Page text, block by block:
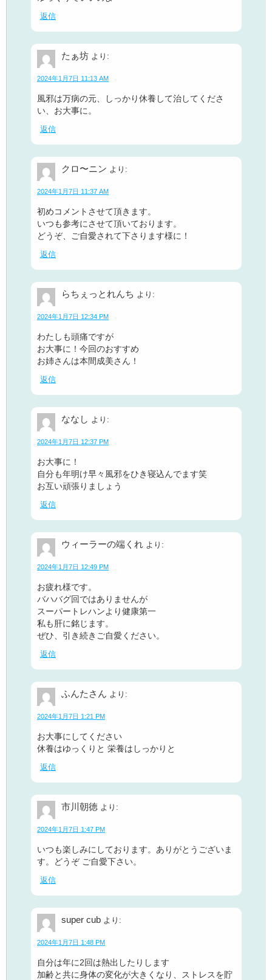
返信
たぁ坊 より:
2024年1月7日 11:13 AM
風邪は万病の元、しっかり休養して治してくださ
い、お大事に。
返信
クロ〜ニン より:
2024年1月7日 11:37 AM
初めコメントさせて頂きます。
いつも参考にさせて頂いております。
どうぞ、ご自愛されて下さります様に！
返信
らちぇっとれんち より:
2024年1月7日 12:34 PM
わたしも頭痛ですが
お大事に！今回のおすすめ
お姉さんは本間成美さん！
返信
ななし より:
2024年1月7日 12:37 PM
お大事に！
自分も年明け早々風邪をひき寝込んでます笑
お互い頑張りましょう
返信
ウィーラーの端くれ より:
2024年1月7日 12:49 PM
お疲れ様です。
バハバグ回ではありませんが
スーパートレハンより健康第一
私も肝に銘じます。
ぜひ、引き続きご自愛ください。
返信
ふんたさん より:
2024年1月7日 1:21 PM
お大事にしてください
休養はゆっくりと 栄養はしっかりと
返信
市川朝徳 より:
2024年1月7日 1:47 PM
いつも楽しみにしております。ありがとうございま
す。どうぞ ご自愛下さい。
返信
super cub より:
2024年1月7日 1:48 PM
自分は年に2回は熱出したりします
加齢と共に身体の変化が大きくなり、ストレスを貯